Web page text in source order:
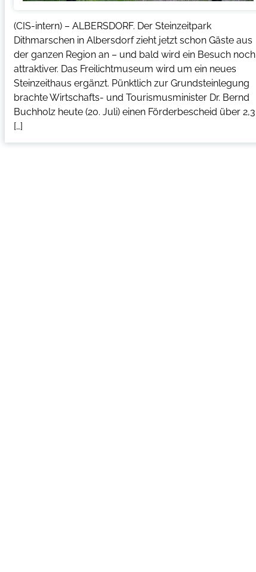
(CIS-intern) – ALBERSDORF. Der Steinzeitpark
Dithmarschen in Albersdorf zieht jetzt schon Gäste aus
der ganzen Region an – und bald wird ein Besuch noch
attraktiver. Das Freilichtmuseum wird um ein neues
Steinzeithaus ergänzt. Pünktlich zur Grundsteinlegung
brachte Wirtschafts- und Tourismusminister Dr. Bernd
Buchholz heute (20. Juli) einen Förderbescheid über 2,3
[…]